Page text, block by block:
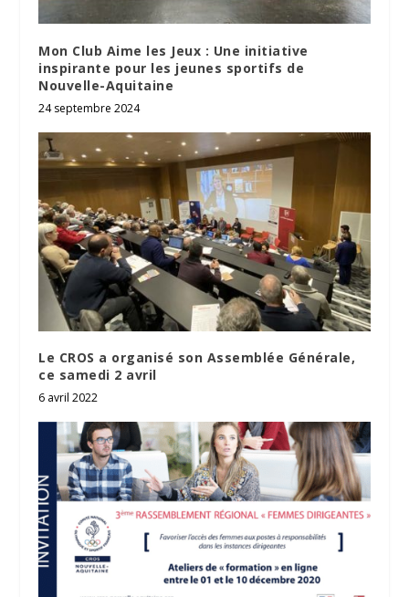
Mon Club Aime les Jeux : Une initiative
inspirante pour les jeunes sportifs de
Nouvelle-Aquitaine
24 septembre 2024
Le CROS a organisé son Assemblée Générale,
ce samedi 2 avril
6 avril 2022